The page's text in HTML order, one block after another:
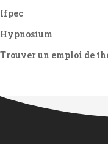
Ifpec
Hypnosium
Trouver un emploi de